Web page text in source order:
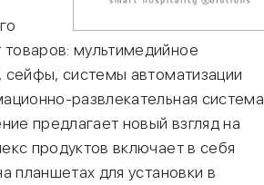
мультимедийное
системы автоматизации
развлекательная система
предлагает новый взгляд на
продуктов включает в себя
планшетах для установки в